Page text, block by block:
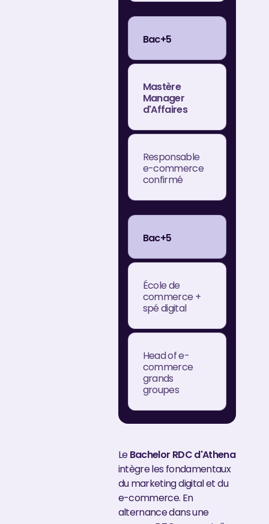
Bac+5
Mastère
Manager
d'Affaires
Responsable
e-commerce
confirmé
Bac+5
École de
commerce +
spé digital
Head of e-
commerce
grands
groupes
LeBachelor RDC d'Athena
intègre les fondamentaux
du marketing digital et du
e-commerce. En
alternance dans une